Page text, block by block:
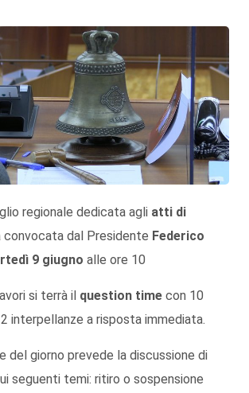
regionale dedicata agli atti di
convocata dal Presidente Federico
9 giugno alle ore 10
si terrà il question time con 10
interpellanze a risposta immediata.
del giorno prevede la discussione di
seguenti temi: ritiro o sospensione